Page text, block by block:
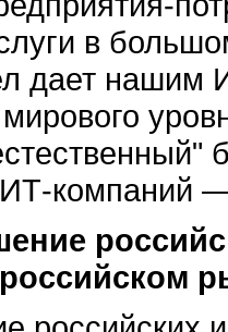
в
дает нашим
ИТ-компаний —
российском